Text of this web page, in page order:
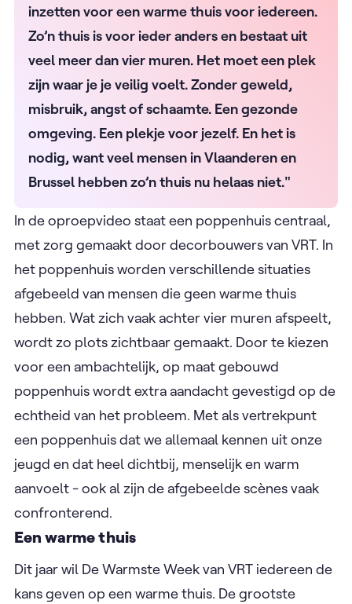
inzetten voor een warme thuis voor iedereen.
Zo’n thuis is voor ieder anders en bestaat uit
veel meer dan vier muren. Het moet een plek
zijn waar je je veilig voelt. Zonder geweld,
misbruik, angst of schaamte. Een gezonde
omgeving. Een plekje voor jezelf. En het is
nodig, want veel mensen in Vlaanderen en
Brussel hebben zo’n thuis nu helaas niet."
In de oproepvideo staat een poppenhuis centraal,
met zorg gemaakt door decorbouwers van VRT. In
het poppenhuis worden verschillende situaties
afgebeeld van mensen die geen warme thuis
hebben. Wat zich vaak achter vier muren afspeelt,
wordt zo plots zichtbaar gemaakt. Door te kiezen
voor een ambachtelijk, op maat gebouwd
poppenhuis wordt extra aandacht gevestigd op de
echtheid van het probleem. Met als vertrekpunt
een poppenhuis dat we allemaal kennen uit onze
jeugd en dat heel dichtbij, menselijk en warm
aanvoelt - ook al zijn de afgebeelde scènes vaak
confronterend.
Een warme thuis
Dit jaar wil De Warmste Week van VRT iedereen de
kans geven op een warme thuis. De grootste